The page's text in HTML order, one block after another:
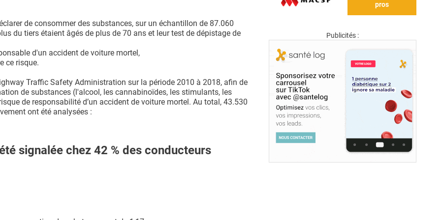
de consommer des substances, sur un échantillon de 87.060
du tiers étaient âgés de plus de 70 ans et leur test de dépistage de
d'un accident de voiture mortel,
ce risque.
Traffic Safety Administration sur la période 2010 à 2018, afin de
de substances (l'alcool, les cannabinoïdes, les stimulants, les
de responsabilité d’un accident de voiture mortel. Au total, 43.530
ont été analysées :
signalée chez 42 % des conducteurs
pros
Publicités :